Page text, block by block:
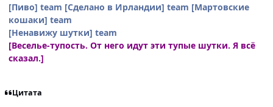
[Пиво] team [Сделано в Ирландии] team [Мартовские
кошаки] team
[Ненавижу шутки] team
[Веселье-тупость. От него идут эти тупые шутки. Я всё
сказал.]
Цитата